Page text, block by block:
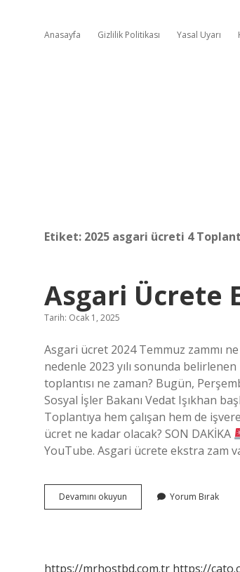
Anasayfa Gizlilik Politikası Yasal Uyarı
Etiket: 2025 asgari ücreti 4
Asgari Ücrete
Tarih: Ocak 1, 2025
Asgari ücret 2024 Temmuz zammı
nedenle 2023 yılı sonunda
toplantısı ne zaman? Bugün,
Sosyal İşler Bakanı Vedat Işıkhan
Toplantıya hem çalışan hem de
ücret ne kadar olacak? SON DAKİKA
YouTube. Asgari ücrete ekstra zam
Devamını okuyun
Ücrete
Yorum Bırak
https://mrhostbd.com.tr https://